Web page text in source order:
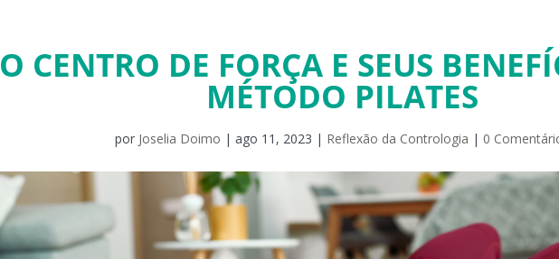
O CENTRO DE FORÇA E SEUS
MÉTODO PILATES
por Joselia Doimo | ago 11, 2023 | Reflexão da Contrologia | 0